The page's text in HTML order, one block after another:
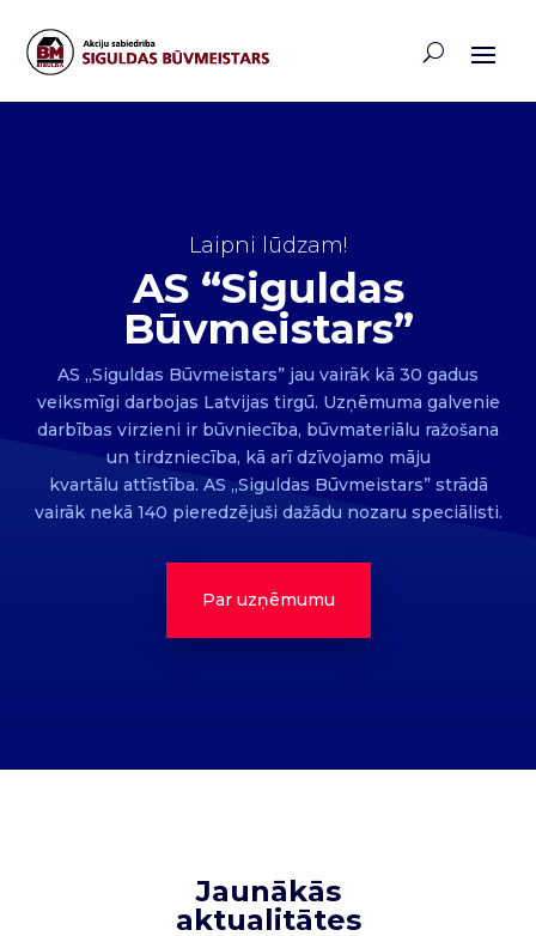
Laipni lūdzam!
AS “Siguldas
Būvmeistars”
AS „Siguldas Būvmeistars” jau vairāk kā 30 gadus
veiksmīgi darbojas Latvijas tirgū. Uzņēmuma galvenie
darbības virzieni ir būvniecība, būvmateriālu ražošana
un tirdzniecība, kā arī dzīvojamo māju
kvartālu attīstība. AS „Siguldas Būvmeistars” strādā
vairāk nekā 140 pieredzējuši dažādu nozaru speciālisti.
Par uzņēmumu
Jaunākās
aktualitātes